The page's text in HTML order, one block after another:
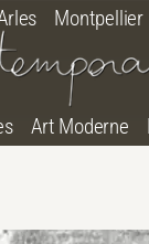
Montpellier
Art Moderne